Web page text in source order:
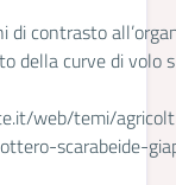
di contrasto
della curve di volo
web/temi/
scarabeide-